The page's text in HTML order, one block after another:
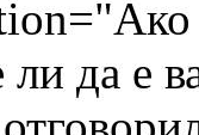
ли да е